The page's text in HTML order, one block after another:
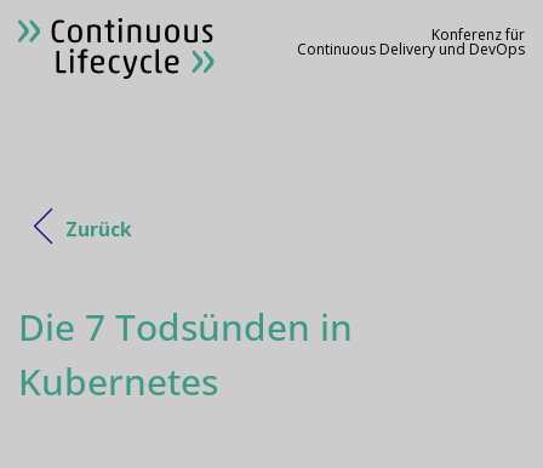
Konferenz für
Continuous Delivery und DevOps
Zurück
Die 7 Todsünden in
Kubernetes